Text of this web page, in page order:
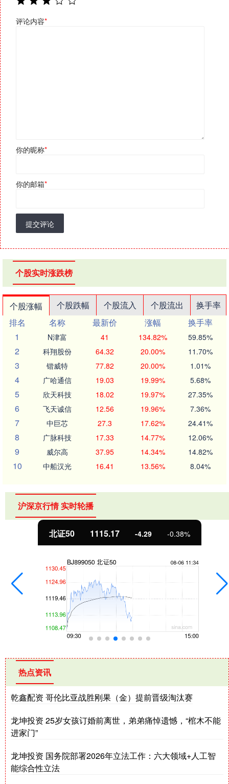
评论内容*
你的昵称*
你的邮箱*
提交评论
个股实时涨跌榜
个股涨幅 个股跌幅 个股流入 个股流出
换手率
排名
名称 最新价 涨幅
换手率
1
N津富 41 134.82% 59.85%
2 科翔股份 64.32 20.00% 11.70%
3 锴威特 77.82 20.00% 1.01%
4 广哈通信 19.03 19.99% 5.68%
5 欣天科技 18.02 19.97% 27.35%
6 飞天诚信 12.56 19.96% 7.36%
7 中巨芯 27.3 17.62% 24.41%
8 广脉科技 17.33 14.77% 12.06%
9 威尔高 37.95 14.34% 14.82%
10 中船汉光 16.41 13.56% 8.04%
沪深京行情 实时轮播
北证50 1115.17 -4.29 -0.38%
热点资讯
乾鑫配资 哥伦比亚战胜刚果（金）提前晋级淘汰赛
龙坤投资 25岁女孩订婚前离世，弟弟痛悼遗憾，“棺木不能
进家门”
龙坤投资 国务院部署2026年立法工作：六大领域+人工智
能综合性立法